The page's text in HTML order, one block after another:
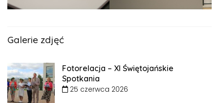
Galerie zdjęć
Fotorelacja – XI Świętojańskie
Spotkania
25 czerwca 2026